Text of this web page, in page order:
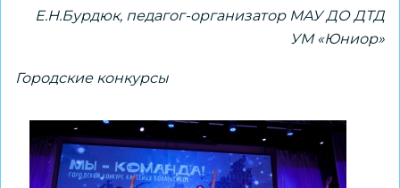
Е.Н.Бурдюк, педагог-организатор МАУ ДО ДТД
УМ «Юниор»
Городские конкурсы